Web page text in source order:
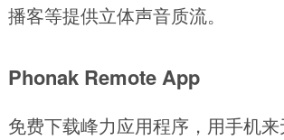
播客等提供立体声音质流。
Phonak Remote App
免费下载峰力应用程序，用手机